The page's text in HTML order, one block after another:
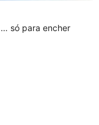
só para encher